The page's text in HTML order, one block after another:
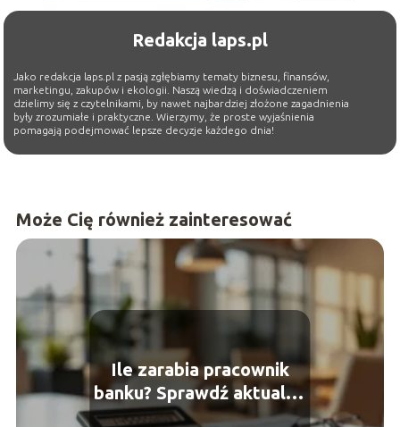
Redakcja laps.pl
Jako redakcja laps.pl z pasją zgłębiamy tematy biznesu, finansów,
marketingu, zakupów i ekologii. Naszą wiedzą i doświadczeniem
dzielimy się z czytelnikami, by nawet najbardziej złożone zagadnienia
były zrozumiałe i praktyczne. Wierzymy, że proste wyjaśnienia
pomagają podejmować lepsze decyzje każdego dnia!
Może Cię również zainteresować
Ile zarabia pracownik
banku? Sprawdź aktualne
wynagrodzenia!